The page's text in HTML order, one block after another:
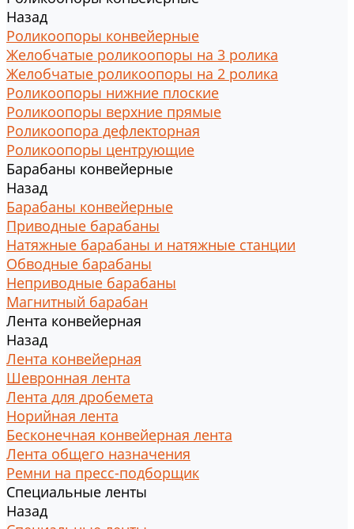
Назад
Роликоопоры конвейерные
Желобчатые роликоопоры на 3 ролика
Желобчатые роликоопоры на 2 ролика
Роликоопоры нижние плоские
Роликоопоры верхние прямые
Роликоопора дефлекторная
Роликоопоры центрующие
Барабаны конвейерные
Назад
Барабаны конвейерные
Приводные барабаны
Натяжные барабаны и натяжные станции
Обводные барабаны
Неприводные барабаны
Магнитный барабан
Лента конвейерная
Назад
Лента конвейерная
Шевронная лента
Лента для дробемета
Норийная лента
Бесконечная конвейерная лента
Лента общего назначения
Ремни на пресс-подборщик
Специальные ленты
Назад